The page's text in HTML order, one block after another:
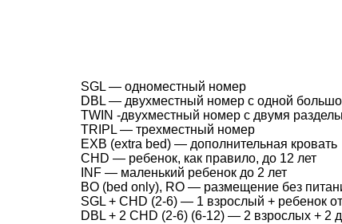
SGL — одноместный номер
DBL — двухместный номер с одной
TWIN -двухместный номер с двумя
TRIPL — трехместный номер
EXB (extra bed) — дополнительная кровать
CHD — ребенок, как правило, до 12 лет
INF — маленький ребенок до 2 лет
BO (bed only), RO — размещение без
SGL + CHD (2-6) — 1 взрослый + ребенок
DBL + 2 CHD (2-6) (6-12) — 2 взрослых + 2